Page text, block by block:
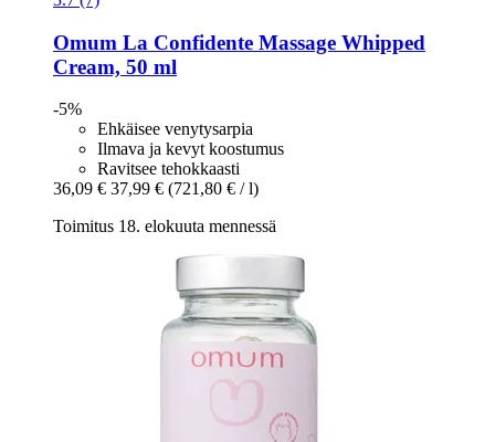
Omum La Confidente Massage Whipped
Cream, 50 ml
-5%
Ehkäisee venytysarpia
Ilmava ja kevyt koostumus
Ravitsee tehokkaasti
36,09 € 37,99 € (721,80 € / l)
Toimitus 18. elokuuta mennessä